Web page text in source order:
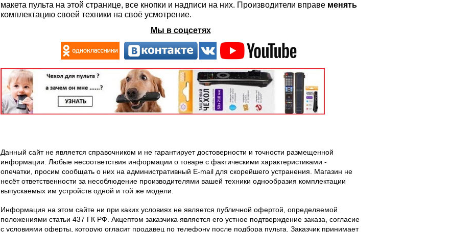
макета пульта на этой странице, все кнопки и надписи на них. Производители вправе менять
комплектацию своей техники на своё усмотрение.
Мы в соцсетях
Данный сайт не является справочником и не гарантирует достоверности и точности размещенной
информации. Любые несоответствия информации о товаре с фактическими характеристиками -
опечатки, просим сообщать о них на административный E-mail для скорейшего устранения. Магазин не
несёт ответственности за несоблюдение производителями вашей техники однообразия комплектации
выпускаемых им устройств одной и той же модели.
Информация на этом сайте ни при каких условиях не является публичной офертой, определяемой
положениями статьи 437 ГК РФ. Акцептом заказчика является его устное подтверждение заказа, согласие
с условиями оферты, которую огласит продавец по телефону после подбора пульта. Заказчик принимает